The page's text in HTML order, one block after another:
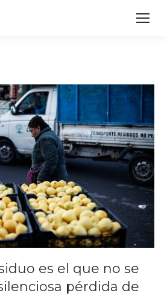
es el que no se
pérdida de